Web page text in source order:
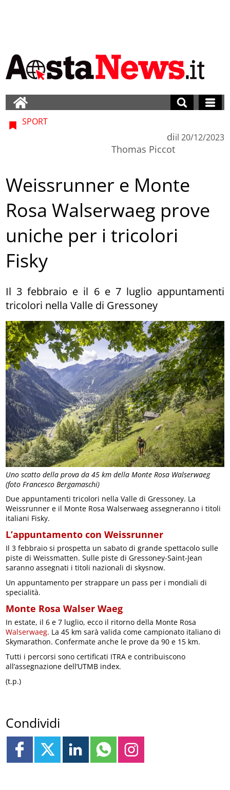
Uno scatto della prova da 45 km della Monte Rosa Walserwaeg
(foto Francesco Bergamaschi)
SPORT
di
Thomas Piccot
il 20/12/2023
Weissrunner e Monte
Rosa Walserwaeg prove
uniche per i tricolori
Fisky
Il 3 febbraio e il 6 e 7 luglio appuntamenti
tricolori nella Valle di Gressoney
Due appuntamenti tricolori nella Valle di Gressoney. La
Weissrunner e il Monte Rosa Walserwaeg assegneranno i titoli
italiani Fisky.
L’appuntamento con Weissrunner
Il 3 febbraio si prospetta un sabato di grande spettacolo sulle
piste di Weissmatten. Sulle piste di Gressoney-Saint-Jean
saranno assegnati i titoli nazionali di skysnow.
Un appuntamento per strappare un pass per i mondiali di
specialità.
Monte Rosa Walser Waeg
In estate, il 6 e 7 luglio, ecco il ritorno della Monte Rosa
Walserwaeg. La 45 km sarà valida come campionato italiano di
Skymarathon. Confermate anche le prove da 90 e 15 km.
Tutti i percorsi sono certificati ITRA e contribuiscono
all’assegnazione dell’UTMB index.
(t.p.)
Condividi